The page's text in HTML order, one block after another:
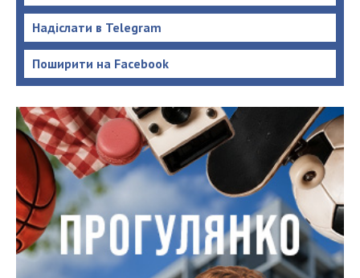
Надіслати в Telegram
Поширити на Facebook